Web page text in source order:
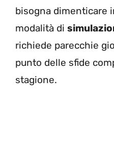
bisogna dimenticare
modalità di
richiede parecchie
punto delle sfide
stagione.